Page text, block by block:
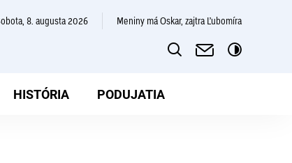
sobota, 8. augusta 2026 Meniny má Oskar, zajtra Ľubomíra
HISTÓRIA PODUJATIA